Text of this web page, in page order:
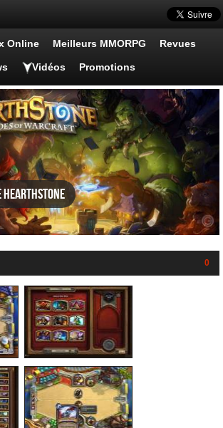
Online Meilleurs MMORPG Revues
Vidéos Promotions
Hearthstone
0